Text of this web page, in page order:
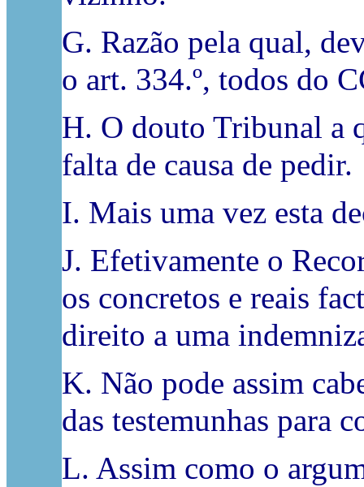
G. Razão pela qual,
o art. 334.º, todos do
H. O douto Tribunal a
falta de causa de pedir.
I. Mais uma vez esta
J. Efetivamente o
os concretos e reais
direito a uma
K. Não pode assim
das testemunhas para
L. Assim como o